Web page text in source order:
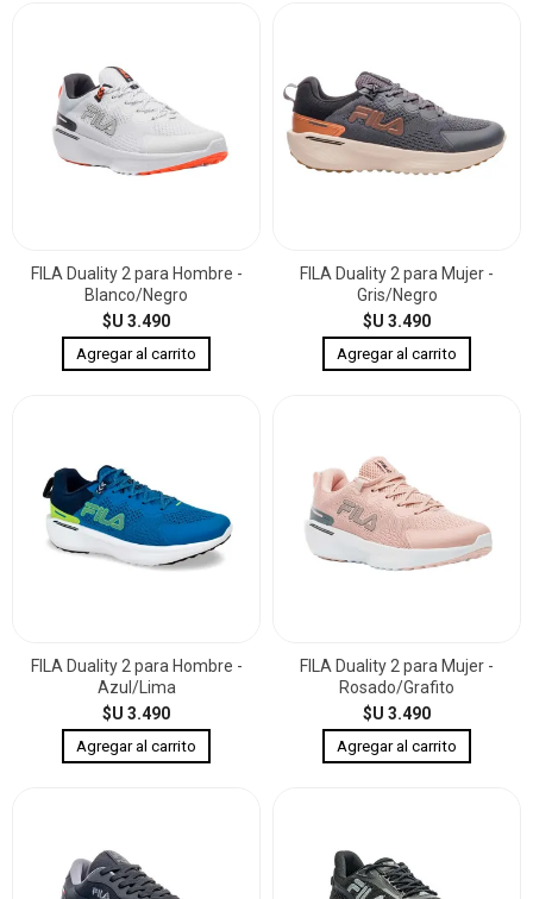
FILA Duality 2 para Hombre -
Blanco/Negro
$U 3.490
FILA Duality 2 para Mujer -
Gris/Negro
$U 3.490
FILA Duality 2 para Hombre -
Azul/Lima
$U 3.490
FILA Duality 2 para Mujer -
Rosado/Grafito
$U 3.490